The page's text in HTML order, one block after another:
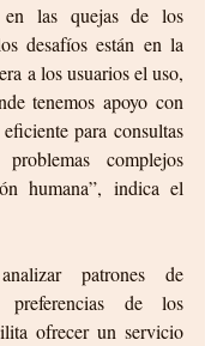
en las quejas de los
desafíos están en la
a los usuarios el uso,
tenemos apoyo con
para consultas
complejos
humana”, indica el
patrones de
preferencias de los
ofrecer un servicio